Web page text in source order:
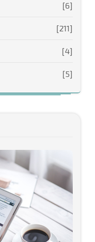
[6]
[211]
[4]
[5]